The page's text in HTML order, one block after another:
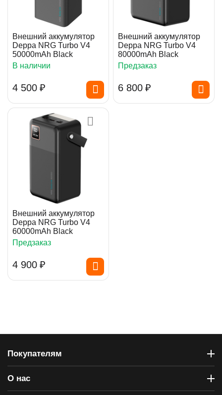
Внешний аккумулятор
Deppa NRG Turbo V4
50000mAh Black
В наличии
4 500 ₽
Внешний аккумулятор
Deppa NRG Turbo V4
80000mAh Black
Предзаказ
6 800 ₽
Внешний аккумулятор
Deppa NRG Turbo V4
60000mAh Black
Предзаказ
4 900 ₽
Покупателям
О нас